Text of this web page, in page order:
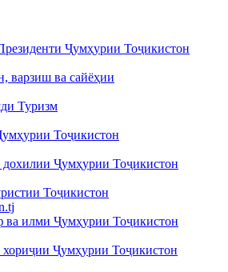
Ҷумҳурии Тоҷикистон
варзиш ва сайёҳии
Туризм
Тоҷикистон
дохилии Ҷумҳурии Тоҷикистон
Тоҷикистон
ва илми Ҷумҳурии Тоҷикистон
хориҷии Ҷумҳурии Тоҷикистон